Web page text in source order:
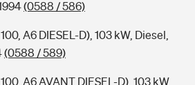
(0588 / 586)
A6 DIESEL-D), 103 kW, Diesel,
(0588 / 589)
A6 AVANT DIESEL-D), 103 kW,